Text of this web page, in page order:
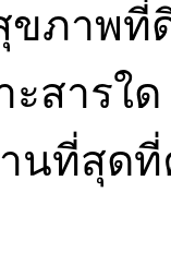
ขภาพ
ะสาร
นที่สุด